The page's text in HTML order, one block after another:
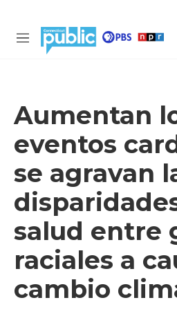
M
Aumentan
eventos
se agravan
salud entre
raciales a
cambio